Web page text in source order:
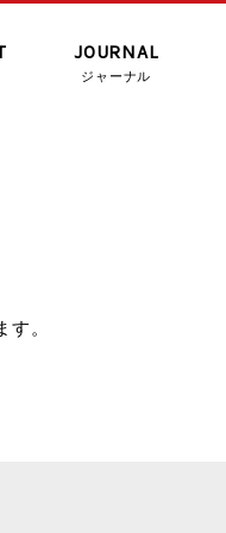
JOURNAL
ジャーナル
。